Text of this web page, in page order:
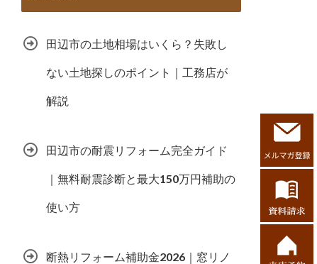
田辺市の土地相場はいくら？失敗し
ない土地探しのポイント｜工務店が
解説
田辺市の耐震リフォーム完全ガイド
｜無料耐震診断と最大150万円補助の
使い方
断熱リフォーム補助金2026｜窓リノ